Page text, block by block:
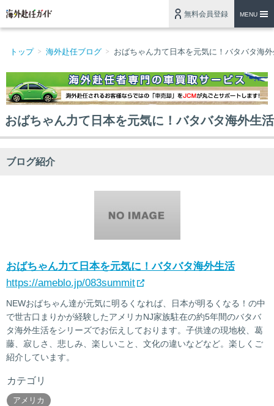
無料会員登録 MENU
トップ 海外赴任ブログ おばちゃん力て日本を元気に！バタバタ海
おばちゃん力て日本を元気に！バタバタ海外生活
ブログ紹介
おばちゃん力て日本を元気に！バタバタ海外生活
https://ameblo.jp/083summit
NEWおばちゃん達が元気に明るくなれば、日本が明るくなる！の中
で世古口まりかが経験したアメリカNJ家族駐在の約5年間のバタバ
タ海外生活をシリーズでお伝えしております。子供達の現地校、葛
藤、寂しさ、悲しみ、楽しいこと、文化の違いなどなど。楽しくご
紹介しています。
カテゴリ
アメリカ